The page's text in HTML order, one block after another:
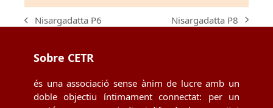
previous
Nisargadatta P6
next
Nisargadatta P8
Sobre CETR
és una associació sense ànim de lucre amb un
doble objectiu íntimament connectat: per un